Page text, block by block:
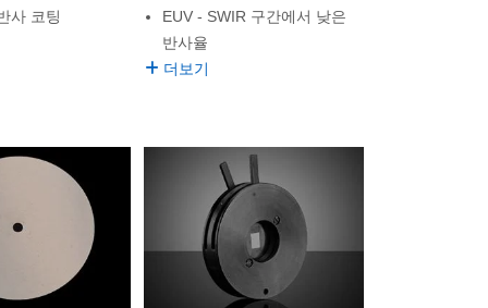
사 코팅
EUV - SWIR 구간에서 낮은
반사율
더보기